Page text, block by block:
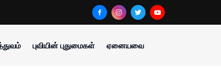
புவியின் புதுமைகள் ஏனையவை